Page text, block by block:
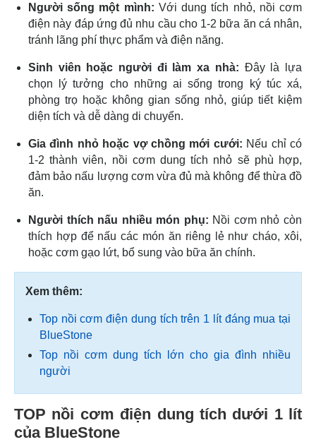
Người sống một mình: Với dung tích nhỏ, nồi cơm
điện này đáp ứng đủ nhu cầu cho 1-2 bữa ăn cá nhân,
tránh lãng phí thực phẩm và điện năng.
Sinh viên hoặc người đi làm xa nhà: Đây là lựa
chọn lý tưởng cho những ai sống trong ký túc xá,
phòng trọ hoặc không gian sống nhỏ, giúp tiết kiệm
diện tích và dễ dàng di chuyển.
Gia đình nhỏ hoặc vợ chồng mới cưới: Nếu chỉ có
1-2 thành viên, nồi cơm dung tích nhỏ sẽ phù hợp,
đảm bảo nấu lượng cơm vừa đủ mà không để thừa đồ
ăn.
Người thích nấu nhiều món phụ: Nồi cơm nhỏ còn
thích hợp để nấu các món ăn riêng lẻ như cháo, xôi,
hoặc cơm gạo lứt, bổ sung vào bữa ăn chính.
Xem thêm:
Top nồi cơm điện dung tích trên 1 lít đáng mua tại
BlueStone
Top nồi cơm dung tích lớn cho gia đình nhiều
người
TOP nồi cơm điện dung tích dưới 1 lít
của BlueStone